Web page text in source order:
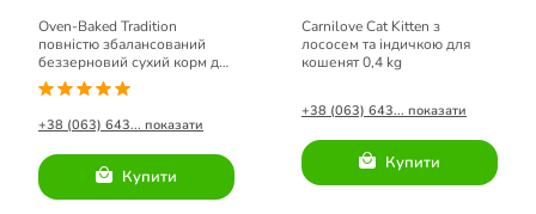
Oven-Baked Tradition
повністю збалансований
беззерновий сухий корм для
котів зі свіжого м’яса качки
4,54кг.
+38 (063) 643... показати
Купити
Carnilove Cat Kitten з
лососем та індичкою для
кошенят 0,4 kg
+38 (063) 643... показати
Купити